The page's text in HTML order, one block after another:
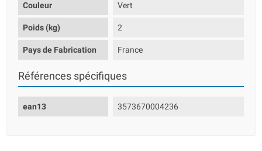
Couleur Vert
Poids (kg) 2
Pays de Fabrication France
Références spécifiques
ean13 3573670004236